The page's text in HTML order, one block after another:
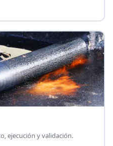
ejecución y validación.